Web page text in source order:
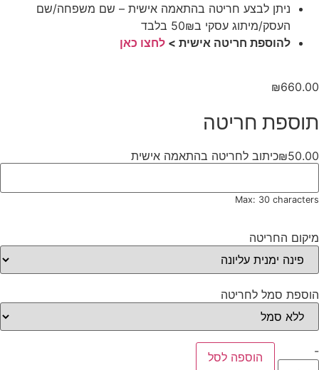
ניתן לבצע חריטה בהתאמה אישית – שם משפחה/שם
העסק/מיתוג עסקי ב50₪ בלבד
להוספת חריטה אישית > לחצו כאן
₪660.00
תוספת חריטה
כיתוב לחריטה בהתאמה אישית₪50.00
Max: 30 characters
מיקום החריטה
הוספת סמל לחריטה
- הוספה לסל